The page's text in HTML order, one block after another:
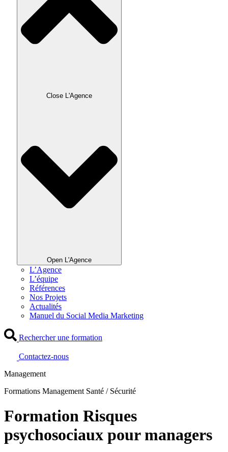
Close L'Agence
Open L'Agence
L’Agence
L’équipe
Références
Nos Projets
Actualités
Manuel du Social Media Marketing
Rechercher une formation
Contactez-nous
Management
Formations Management Santé / Sécurité
Formation Risques
psychosociaux pour managers